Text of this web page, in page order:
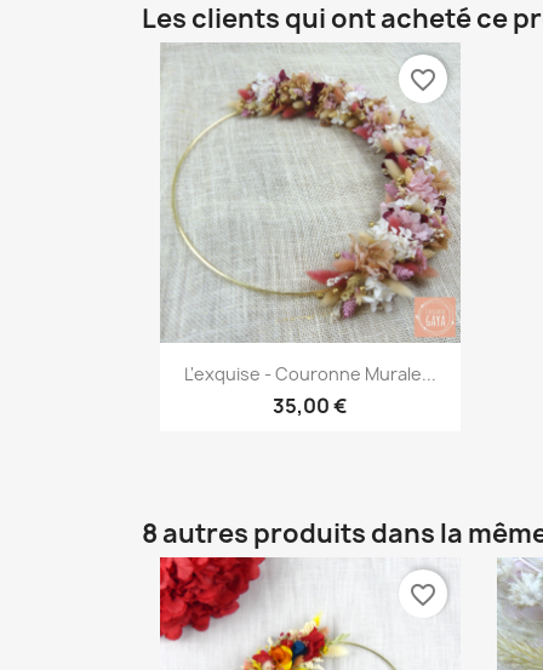
Les clients qui ont acheté ce
Aperçu rapide
L'exquise - Couronne Murale...
35,00 €
favorite_border
8 autres produits dans la
favorite_border